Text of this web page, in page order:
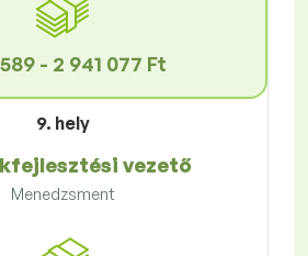
- 2 941 077 Ft
9. hely
vezető
Menedzsment